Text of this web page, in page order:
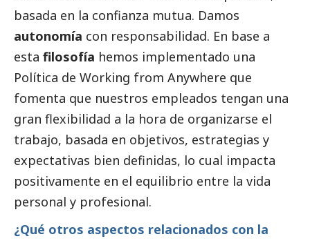
basada en la confianza mutua. Damos
autonomía con responsabilidad. En base a
esta filosofía hemos implementado una
Política de Working from Anywhere que
fomenta que nuestros empleados tengan una
gran flexibilidad a la hora de organizarse el
trabajo, basada en objetivos, estrategias y
expectativas bien definidas, lo cual impacta
positivamente en el equilibrio entre la vida
personal y profesional.
¿Qué otros aspectos relacionados con la